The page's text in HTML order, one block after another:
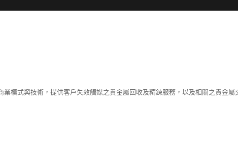
模式與技術，提供客戶失效觸媒之貴金屬回收及精鍊服務，以及相關之貴金